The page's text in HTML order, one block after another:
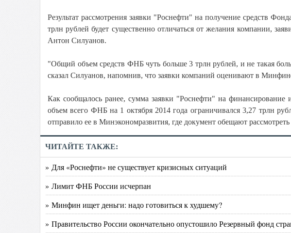
Результат рассмотрения заявки "Роснефти" на получение средств
трлн рублей будет существенно отличаться от желания компании,
Антон Силуанов.
"Общий объем средств ФНБ чуть больше 3 трлн рублей, и не такая
сказал Силуанов, напомнив, что заявки компаний оценивают в
Как сообщалось ранее, сумма заявки "Роснефти" на
объем всего ФНБ на 1 октября 2014 года ограничивался 3,27 трлн
отправило ее в Минэкономразвития, где документ обещают
ЧИТАЙТЕ ТАКЖЕ:
» Для «Роснефти» не существует кризисных ситуаций
» Лимит ФНБ России исчерпан
» Минфин ищет деньги: надо готовиться к худшему?
» Правительство России окончательно опустошило Резервный фонд